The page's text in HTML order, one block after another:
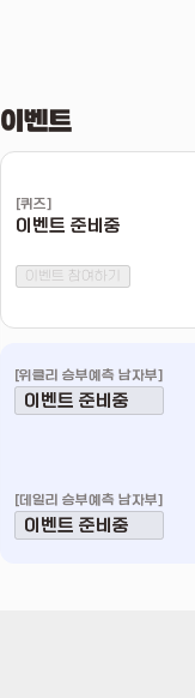
이벤트
[퀴즈]
이벤트 준비중
이벤트 참여하기
[위클리 승부예측 남자부]
이벤트 준비중
[데일리 승부예측 남자부]
이벤트 준비중